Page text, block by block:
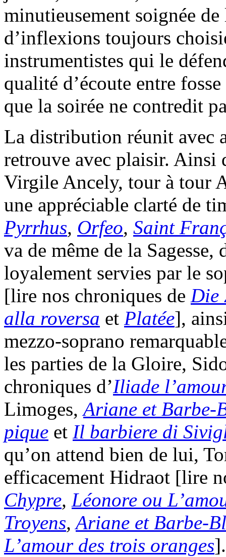
minutieusement soignée
d’inflexions toujours
instrumentistes qui le
qualité d’écoute entre
que la soirée ne contredit
La distribution réunit avec
retrouve avec plaisir. Ainsi
Virgile Ancely, tour à tour
une appréciable clarté de
Pyrrhus, Orfeo, Saint
va de même de la Sagesse,
loyalement servies par le
[lire nos chroniques de Die
alla roversa et Platée],
mezzo-soprano
les parties de la Gloire,
chroniques d’Iliade l’amour
Limoges,Ariane et Barbe-
pique et Il barbiere di
qu’on attend bien de lui,
efficacement Hidraot [lire
Chypre, Léonore ou
Troyens,Ariane et Barbe-
L’amour des trois oranges].